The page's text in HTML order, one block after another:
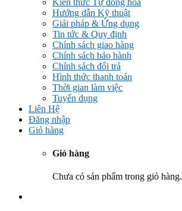
Hướng dẫn Kỹ thuật
Giải pháp & Ứng dụng
Tin tức & Quy định
Chính sách giao hàng
Chính sách bảo hành
Chính sách đổi trả
Hình thức thanh toán
Thời gian làm việc
Tuyển dụng
Liên Hệ
Đăng nhập
Giỏ hàng
Giỏ hàng
Chưa có sản phẩm trong giỏ hàng.